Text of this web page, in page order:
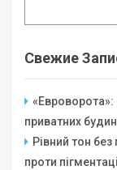
Свежие
«Евроворота»:
приватних
Рівний тон
проти